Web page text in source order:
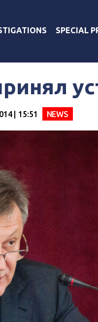
SPECIAL
| 15:51 NEWS